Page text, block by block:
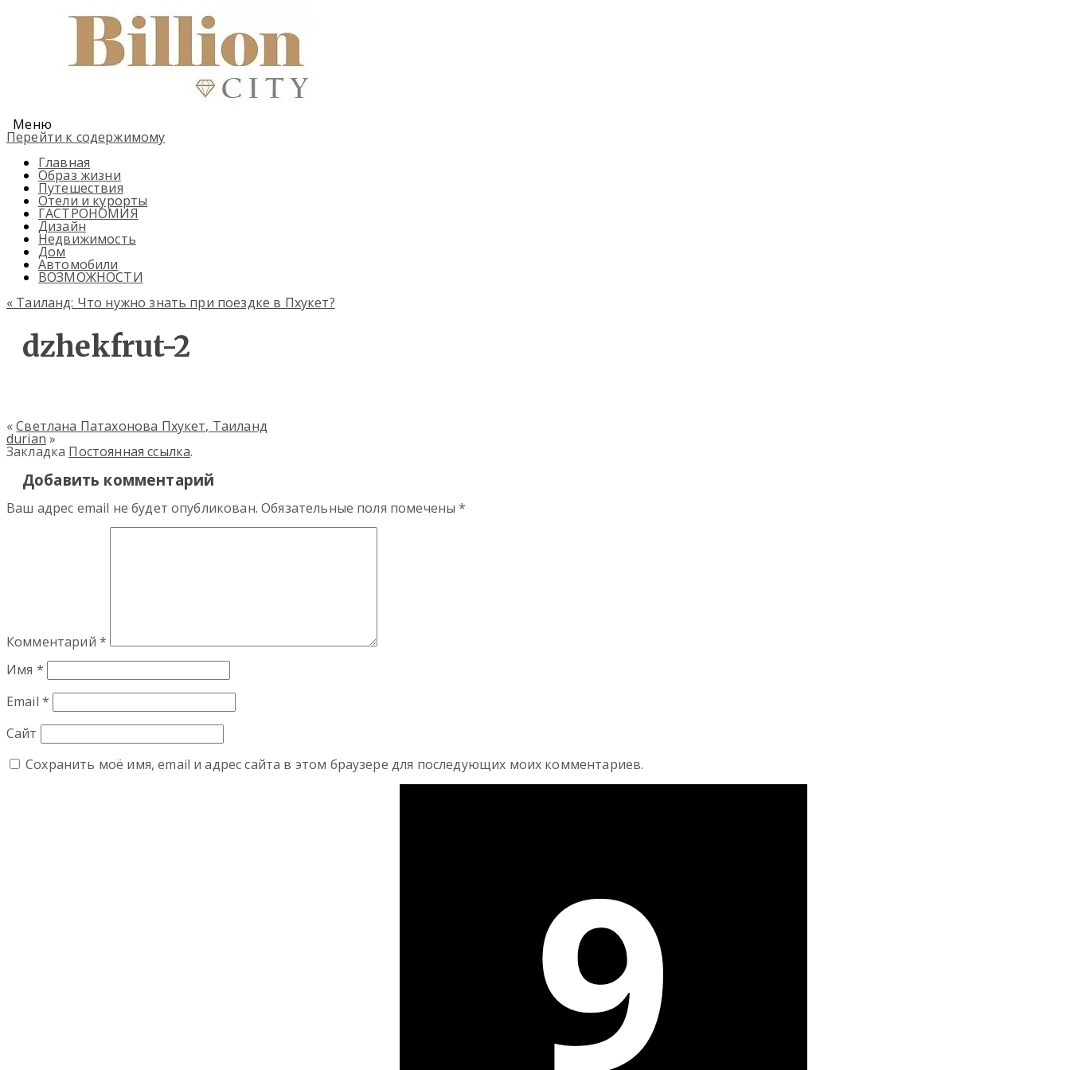
Меню
Перейти к содержимому
Главная
Образ жизни
Путешествия
Отели и курорты
ГАСТРОНОМИЯ
Дизайн
Недвижимость
Дом
Автомобили
ВОЗМОЖНОСТИ
« Таиланд: Что нужно знать при поездке в Пхукет?
dzhekfrut-2
«Светлана Патахонова Пхукет, Таиланд
durian »
Закладка Постоянная ссылка.
Добавить комментарий
Ваш адрес email не будет опубликован. Обязательные поля помечены*
Комментарий *
Имя *
Email *
Сайт
Сохранить моё имя, email и адрес сайта в этом браузере для последующих моих комментариев.